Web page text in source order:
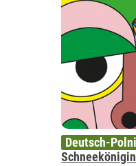
Deutsch-